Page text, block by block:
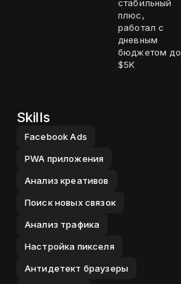
стабильный
плюс,
работал с
дневным
бюджетом до
$5K
Skills
Facebook Ads
PWA приложения
Анализ креативов
Поиск новых связок
Анализ трафика
Настройка пикселя
Антидетект браузеры